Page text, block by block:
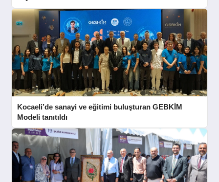
Kocaeli’de sanayi ve eğitimi buluşturan GEBKİM
Modeli tanıtıldı